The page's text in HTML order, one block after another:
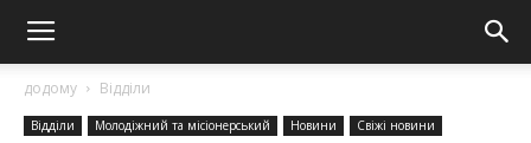
додому Відділи
Відділи Молодіжний та місіонерський Новини Свіжі новини